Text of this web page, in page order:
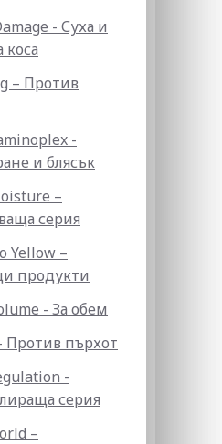
- Суха и
коса
– Против
-
и блясък
–
серия
Yellow –
продукти
- За обем
Против пърхот
-
серия
–